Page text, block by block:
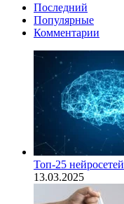
Последний
Популярные
Комментарии
Топ-25 нейросетей
13.03.2025